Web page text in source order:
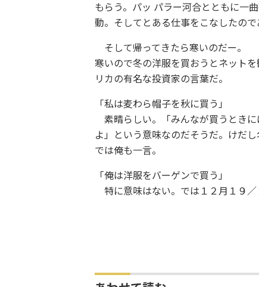
もらう。パッ パラー河合とともに一
動。そしてとある仕事をこなしたので
そして帰ってきたら寒いのだー。
寒いので冬の洋服を買おうとネット
リカの有名な投資家の言葉だ。
「私は麦わら帽子を秋に買う」
素晴らしい。「みんなが買うとき
よ」という意味なのだそうだ。けだし
では俺も一言。
「俺は洋服をバーゲンで買う」
特に意味はない。では１２月１９／